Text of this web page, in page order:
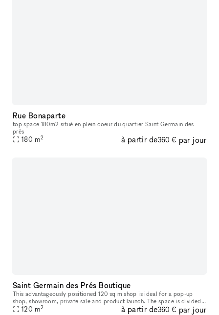
Rue Bonaparte
top space 180m2 situé en plein coeur du quartier Saint Germain des
près
180 m2 à partir de360 € par jour
Saint Germain des Prés Boutique
This advantageously positioned 120 sq m shop is ideal for a pop-up
shop, showroom, private sale and product launch. The space is divided
over two rooms of 60 sq m each. The shop frontage is largely
120 m2 à partir de360 € par jour